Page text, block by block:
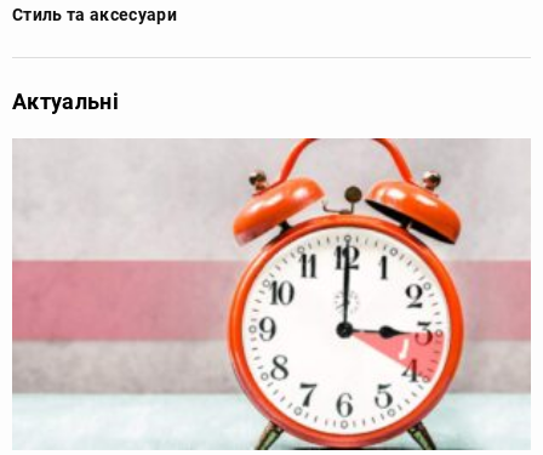
Стиль та аксесуари
Актуальні